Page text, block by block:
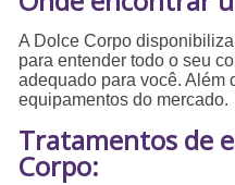
A Dolce Corpo
para entender todo o seu
adequado para você. Além
equipamentos do mercado.
Tratamentos de
Corpo: